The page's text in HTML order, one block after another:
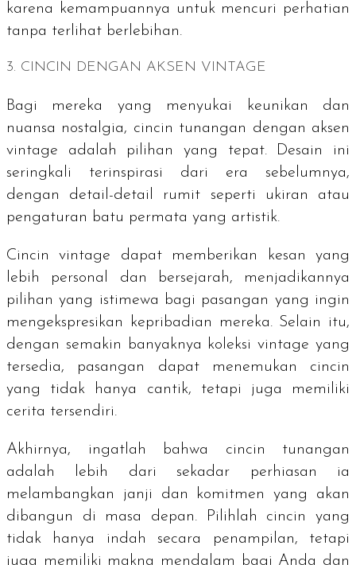
karena kemampuannya untuk mencuri perhatian
tanpa terlihat berlebihan.
3. CINCIN DENGAN AKSEN VINTAGE
Bagi mereka yang menyukai keunikan dan
nuansa nostalgia, cincin tunangan dengan aksen
vintage adalah pilihan yang tepat. Desain ini
seringkali terinspirasi dari era sebelumnya,
dengan detail-detail rumit seperti ukiran atau
pengaturan batu permata yang artistik.
Cincinvintage dapat memberikan kesan yang
lebih personal dan bersejarah, menjadikannya
pilihan yang istimewa bagi pasangan yang ingin
mengekspresikan kepribadian mereka. Selain itu,
dengan semakin banyaknya koleksivintageyang
tersedia, pasangan dapat menemukan cincin
yang tidak hanya cantik, tetapi juga memiliki
cerita tersendiri.
Akhirnya, ingatlah bahwa cincin tunangan
adalah lebih dari sekadar perhiasan ia
melambangkan janji dan komitmen yang akan
dibangun di masa depan. Pilihlah cincin yang
tidak hanya indah secara penampilan, tetapi
juga memiliki makna mendalam bagi Anda dan